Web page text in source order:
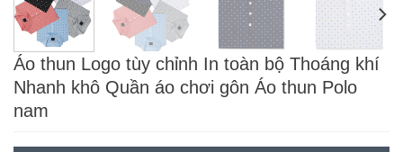
Áo thun Logo tùy chỉnh In toàn bộ Thoáng khí
Nhanh khô Quần áo chơi gôn Áo thun Polo
nam